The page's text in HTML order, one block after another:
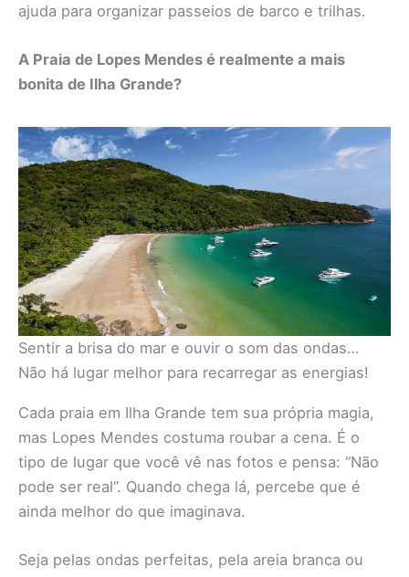
ajuda para organizar passeios de barco e trilhas.
A Praia de Lopes Mendes é realmente a mais
bonita de Ilha Grande?
Sentir a brisa do mar e ouvir o som das ondas…
Não há lugar melhor para recarregar as energias!
Cada praia em Ilha Grande tem sua própria magia,
mas Lopes Mendes costuma roubar a cena. É o
tipo de lugar que você vê nas fotos e pensa: “Não
pode ser real”. Quando chega lá, percebe que é
ainda melhor do que imaginava.
Seja pelas ondas perfeitas, pela areia branca ou